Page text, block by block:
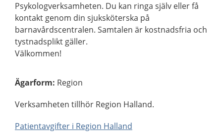
Psykologverksamheten. Du kan ringa själv eller få
kontakt genom din sjuksköterska på
barnavårdscentralen. Samtalen är kostnadsfria och
tystnadsplikt gäller.
Välkommen!
Ägarform: Region
Verksamheten tillhör Region Halland.
Patientavgifter i Region Halland